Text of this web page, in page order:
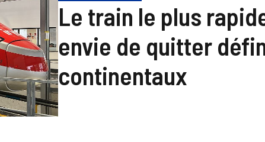
Le train le plus
envie de quitter
continentaux